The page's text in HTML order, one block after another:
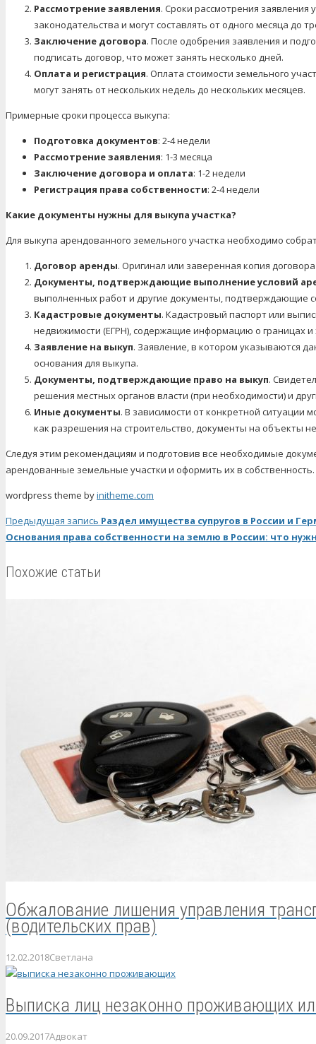
Рассмотрение заявления. Сроки рассмотрения
законодательства и могут составлять от одного месяца до
Заключение договора. После одобрения заявления и
подписать договор, что может занять несколько дней.
Оплата и регистрация. Оплата стоимости земельного
могут занять от нескольких недель до нескольких месяцев.
Примерные сроки процесса выкупа:
Подготовка документов: 2-4 недели
Рассмотрение заявления: 1-3 месяца
Заключение договора и оплата: 1-2 недели
Регистрация права собственности: 2-4 недели
Какие документы нужны для выкупа участка?
Для выкупа арендованного земельного участка необходимо
Договор аренды. Оригинал или заверенная копия
Документы, подтверждающие выполнение условий
выполненных работ и другие документы, подтверждающие
Кадастровые документы. Кадастровый паспорт или
недвижимости (ЕГРН), содержащие информацию о границах и
Заявление на выкуп. Заявление, в котором указываются
основания для выкупа.
Документы, подтверждающие право на выкуп.
решения местных органов власти (при необходимости) и
Иные документы. В зависимости от конкретной ситуации
как разрешения на строительство, документы на объекты
Следуя этим рекомендациям и подготовив все необходимые
арендованные земельные участки и оформить их в собственность.
wordpress theme byinitheme.com
Предыдущая запись Раздел имущества супругов в России и
Основания права собственности на землю в России: что
Похожие статьи
Обжалование лишения управления
(водительских прав)
12.02.2018Светлана
Выписка лиц незаконно проживающих
20.09.2017Адвокат